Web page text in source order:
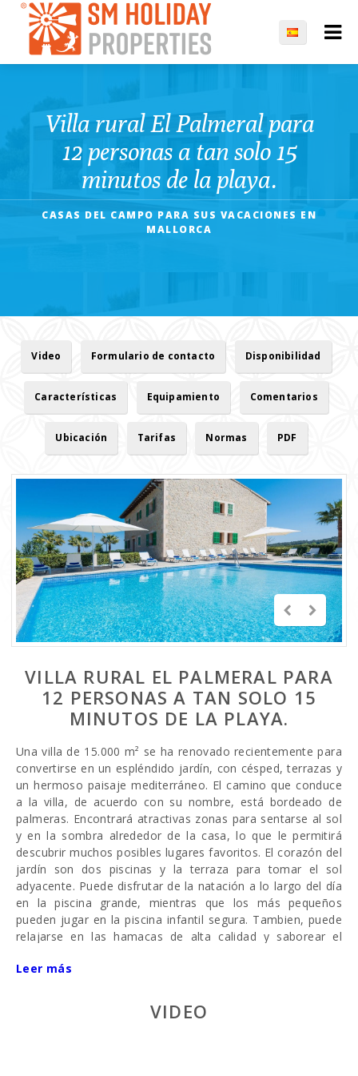
Villa rural El Palmeral para
12 personas a tan solo 15
minutos de la playa.
CASAS DEL CAMPO PARA SUS VACACIONES EN
MALLORCA
Video Formulario de contacto Disponibilidad
Características Equipamiento Comentarios
Ubicación Tarifas Normas PDF
VILLA RURAL EL PALMERAL PARA
12 PERSONAS A TAN SOLO 15
MINUTOS DE LA PLAYA.
Una villa de 15.000 m² se ha renovado recientemente para
convertirse en un espléndido jardín, con césped, terrazas y
un hermoso paisaje mediterráneo. El camino que conduce
a la villa, de acuerdo con su nombre, está bordeado de
palmeras. Encontrará atractivas zonas para sentarse al sol
y en la sombra alrededor de la casa, lo que le permitirá
descubrir muchos posibles lugares favoritos. El corazón del
jardín son dos piscinas y la terraza para tomar el sol
adyacente. Puede disfrutar de la natación a lo largo del día
en la piscina grande, mientras que los más pequeños
pueden jugar en la piscina infantil segura. Tambien, puede
relajarse en las hamacas de alta calidad y saborear el
intenso, hay un total de cinco sombrillas disponibles para
piscina y las dos mesas pueden acomodar hasta 16
personas. Aquí, una gran y deliciosa barbacoa se puede
Leer más
VIDEO